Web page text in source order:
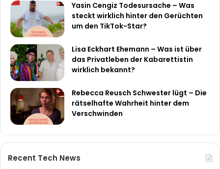
Yasin Cengiz Todesursache – Was
steckt wirklich hinter den Gerüchten
um den TikTok-Star?
Lisa Eckhart Ehemann – Was ist über
das Privatleben der Kabarettistin
wirklich bekannt?
Rebecca Reusch Schwester lügt – Die
rätselhafte Wahrheit hinter dem
Verschwinden
Recent Tech News